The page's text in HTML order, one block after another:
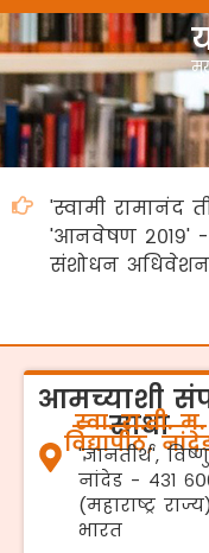
'स्वामी रामानंद
'आनवेषण २०१९' -
संशोधन
आमच्याशी
साधा
स्वा. रा.ती. म.
विद्यापीठ,
'ज्ञानतीर्थ',
नांदेड - ४३१
(महाराष्ट्र राज्य)
भारत